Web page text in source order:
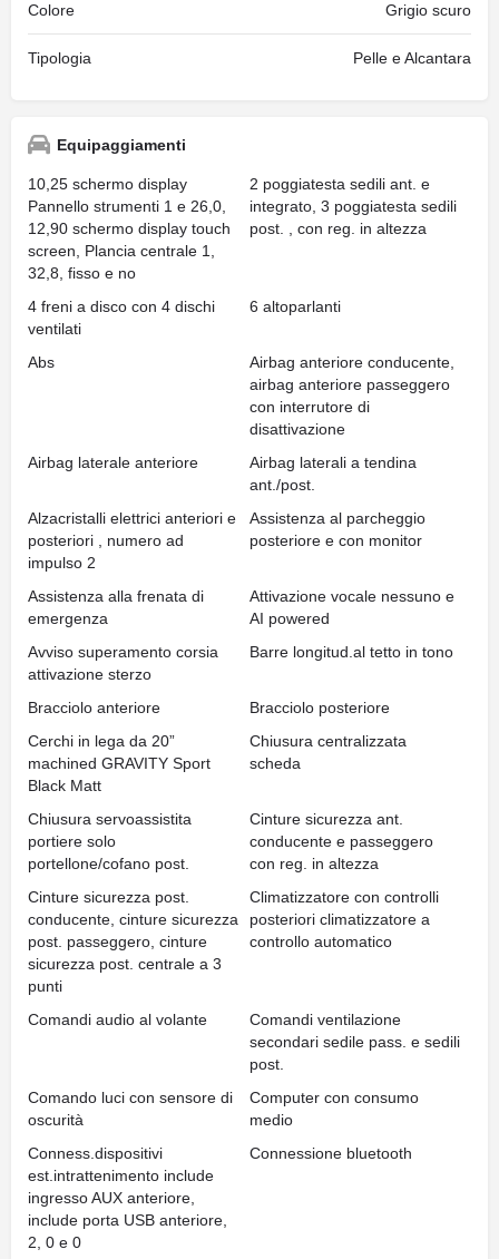
Colore Grigio scuro
Tipologia Pelle e Alcantara
Equipaggiamenti
10,25 schermo display
Pannello strumenti 1 e 26,0,
12,90 schermo display touch
screen, Plancia centrale 1,
32,8, fisso e no
2 poggiatesta sedili ant. e
integrato, 3 poggiatesta sedili
post. , con reg. in altezza
4 freni a disco con 4 dischi
ventilati
6 altoparlanti
Abs
Airbag anteriore conducente,
airbag anteriore passeggero
con interrutore di
disattivazione
Airbag laterale anteriore
Airbag laterali a tendina
ant./post.
Alzacristalli elettrici anteriori e
posteriori , numero ad
impulso 2
Assistenza al parcheggio
posteriore e con monitor
Assistenza alla frenata di
emergenza
Attivazione vocale nessuno e
AI powered
Avviso superamento corsia
attivazione sterzo
Barre longitud.al tetto in tono
Bracciolo anteriore
Bracciolo posteriore
Cerchi in lega da 20”
machined GRAVITY Sport
Black Matt
Chiusura centralizzata
scheda
Chiusura servoassistita
portiere solo
portellone/cofano post.
Cinture sicurezza ant.
conducente e passeggero
con reg. in altezza
Cinture sicurezza post.
conducente, cinture sicurezza
post. passeggero, cinture
sicurezza post. centrale a 3
punti
Climatizzatore con controlli
posteriori climatizzatore a
controllo automatico
Comandi audio al volante
Comandi ventilazione
secondari sedile pass. e sedili
post.
Comando luci con sensore di
oscurità
Computer con consumo
medio
Conness.dispositivi
est.intrattenimento include
ingresso AUX anteriore,
include porta USB anteriore,
2, 0 e 0
Connessione bluetooth